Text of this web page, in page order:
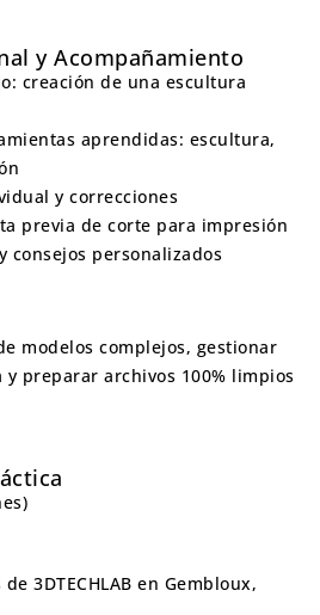
y Acompañamiento
creación de una escultura
aprendidas: escultura,
y correcciones
previa de corte para impresión
consejos personalizados
modelos complejos, gestionar
preparar archivos 100% limpios
3DTECHLAB en Gembloux,